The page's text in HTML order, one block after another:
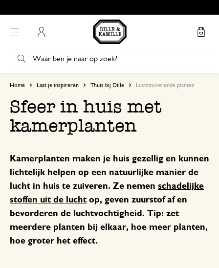
Home Laat je inspireren Thuis bij Dille Luchtzuiverende planten
Sfeer in huis met
kamerplanten
Kamerplanten maken je huis gezellig en kunnen
lichtelijk helpen op een natuurlijke manier de
lucht in huis te zuiveren. Ze nemen schadelijke
stoffen uit de lucht op, geven zuurstof af en
bevorderen de luchtvochtigheid. Tip: zet
meerdere planten bij elkaar, hoe meer planten,
hoe groter het effect.